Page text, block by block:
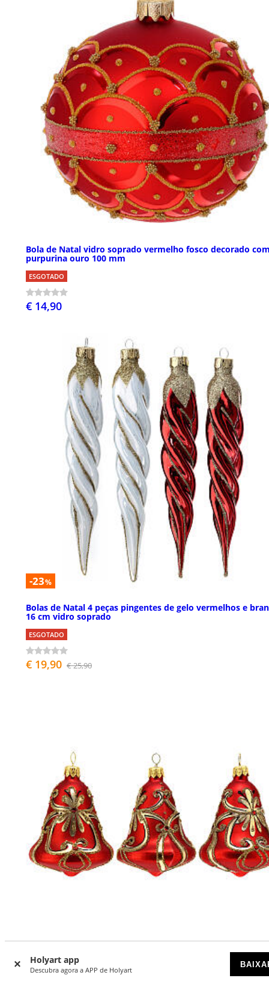
Holyart app
Descubra agora a APP de Holyart
Bola de Natal vidro soprado vermelho fosco decorado
purpurina ouro 100 mm
ESGOTADO
€ 14,90
-23%
Bolas de Natal 4 peças pingentes de gelo vermelhos e
16 cm vidro soprado
ESGOTADO
€ 19,90 € 25,90
Conjunto 3 bolas de Natal vermelhas sino vidro soprado
cm